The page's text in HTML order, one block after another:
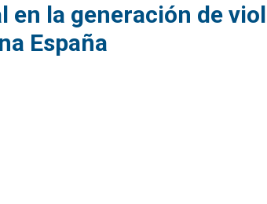
en la generación de
España